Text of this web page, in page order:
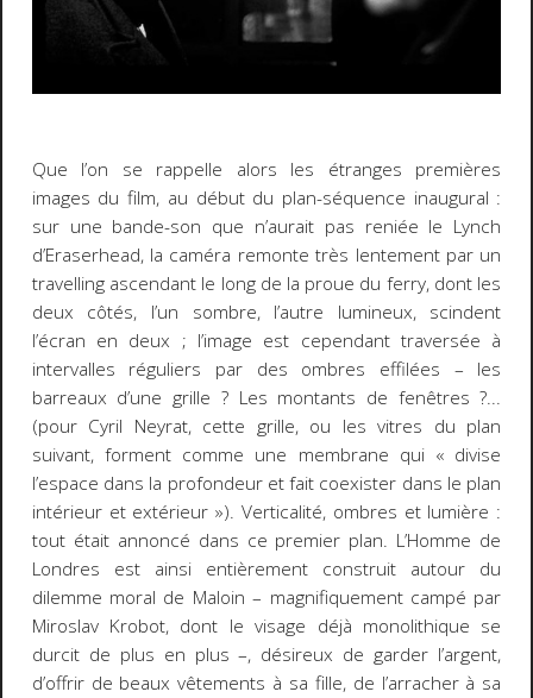
Que l’on se rappelle alors les étranges premières
images du film, au début du plan-séquence inaugural :
sur une bande-son que n’aurait pas reniée le Lynch
d’Eraserhead, la caméra remonte très lentement par un
travelling ascendant le long de la proue du ferry, dont les
deux côtés, l’un sombre, l’autre lumineux, scindent
l’écran en deux ; l’image est cependant traversée à
intervalles réguliers par des ombres effilées – les
barreaux d’une grille ? Les montants de fenêtres ?...
(pour Cyril Neyrat, cette grille, ou les vitres du plan
suivant, forment comme une membrane qui « divise
l’espace dans la profondeur et fait coexister dans le plan
intérieur et extérieur »). Verticalité, ombres et lumière :
tout était annoncé dans ce premier plan. L’Homme de
Londres est ainsi entièrement construit autour du
dilemme moral de Maloin – magnifiquement campé par
Miroslav Krobot, dont le visage déjà monolithique se
durcit de plus en plus –, désireux de garder l’argent,
d’offrir de beaux vêtements à sa fille, de l’arracher à sa